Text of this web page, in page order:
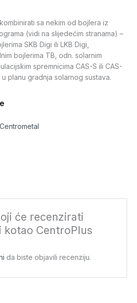
sa nekim od bojlera iz
(vidi na slijedećim stranama) –
SKB Digi ili LKB Digi,
bojlerima TB, odn. solarnim
spremnicima CAS-S ili CAS-
planu gradnja solarnog sustava.
Centrometal
će recenzirati
kotao CentroPlus
da biste objavili recenziju.